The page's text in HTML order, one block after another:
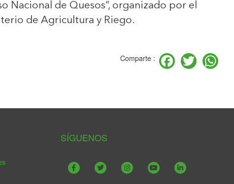
Nacional de Quesos”, organizado por el
de Agricultura y Riego.
Comparte :
Facebook
Twitter
SÍGUENOS